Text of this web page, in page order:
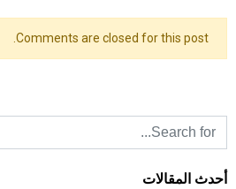
Comments are closed for this post.
أحدث المقالات